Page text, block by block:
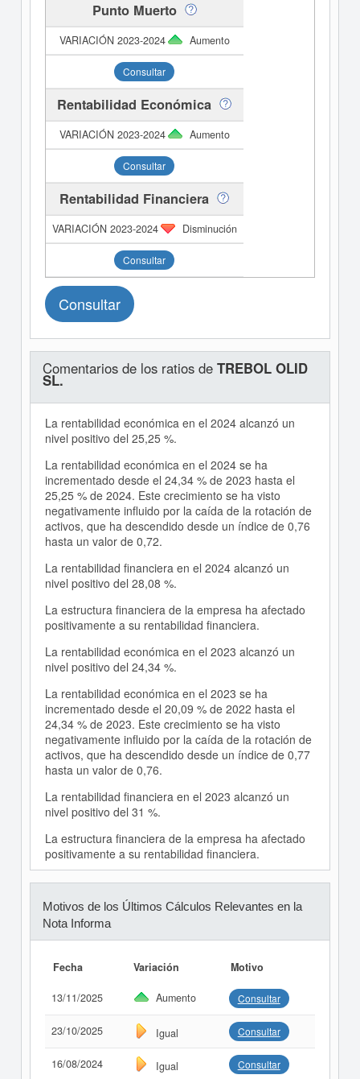
Punto Muerto
Aumento
Consultar
Rentabilidad Económica
Aumento
Consultar
Rentabilidad Financiera
Disminución
Consultar
Consultar
Comentarios de los ratios de TREBOL OLID
SL.
La rentabilidad económica en el 2024 alcanzó un
nivel positivo del 25,25 %.
La rentabilidad económica en el 2024 se ha
incrementado desde el 24,34 % de 2023 hasta el
25,25 % de 2024. Este crecimiento se ha visto
negativamente influido por la caída de la rotación de
activos, que ha descendido desde un índice de 0,76
hasta un valor de 0,72.
La rentabilidad financiera en el 2024 alcanzó un
nivel positivo del 28,08 %.
La estructura financiera de la empresa ha afectado
positivamente a su rentabilidad financiera.
La rentabilidad económica en el 2023 alcanzó un
nivel positivo del 24,34 %.
La rentabilidad económica en el 2023 se ha
incrementado desde el 20,09 % de 2022 hasta el
24,34 % de 2023. Este crecimiento se ha visto
negativamente influido por la caída de la rotación de
activos, que ha descendido desde un índice de 0,77
hasta un valor de 0,76.
La rentabilidad financiera en el 2023 alcanzó un
nivel positivo del 31 %.
La estructura financiera de la empresa ha afectado
positivamente a su rentabilidad financiera.
Motivos de los Últimos Cálculos Relevantes en la
Nota Informa
Fecha Variación Motivo
13/11/2025 Aumento Consultar
23/10/2025 Igual Consultar
16/08/2024 Igual Consultar